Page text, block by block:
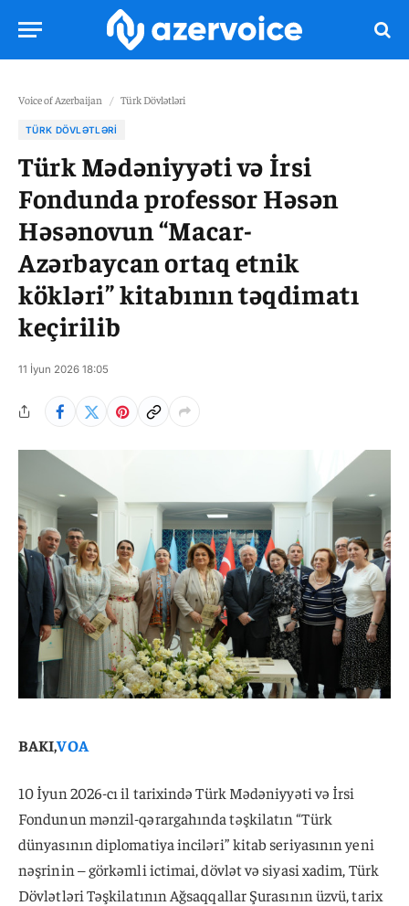
Voice of Azerbaijan / Türk Dövlətləri
TÜRK DÖVLƏTLƏRI
Türk Mədəniyyəti və İrsi
Fondunda professor Həsən
Həsənovun “Macar-
Azərbaycan ortaq etnik
kökləri” kitabının təqdimatı
keçirilib
11 İyun 2026 18:05
BAKI,VOA
10 İyun 2026-cı il tarixində Türk Mədəniyyəti və İrsi
Fondunun mənzil-qərargahında təşkilatın “Türk
dünyasının diplomatiya inciləri” kitab seriyasının yeni
nəşrinin – görkəmli ictimai, dövlət və siyasi xadim, Türk
Dövlətləri Təşkilatının Ağsaqqallar Şurasının üzvü, tarix